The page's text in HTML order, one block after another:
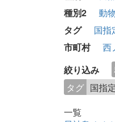
種別2 動
タグ 国指
市町村 西
絞り込み
タグ 国指定
一覧